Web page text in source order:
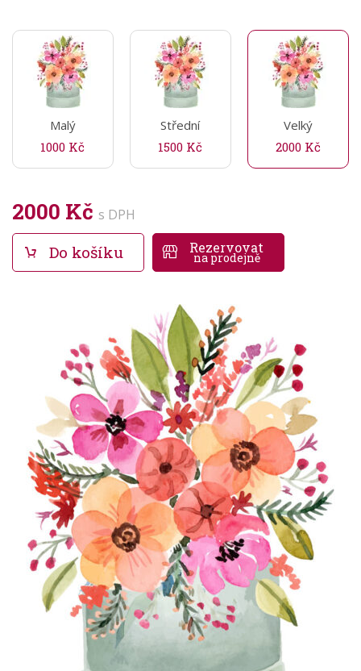
Malý
1000 Kč
Střední
1500 Kč
Velký
2000 Kč
2000 Kč s DPH
Do košíku Rezervovat
na prodejně